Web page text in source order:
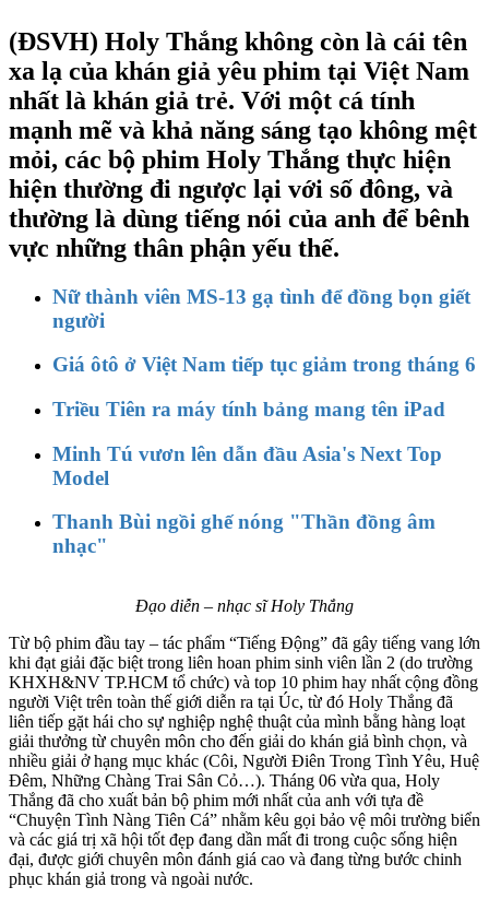
(ĐSVH) Holy Thắng không còn là cái tên
xa lạ của khán giả yêu phim tại Việt Nam
nhất là khán giả trẻ. Với một cá tính
mạnh mẽ và khả năng sáng tạo không mệt
mỏi, các bộ phim Holy Thắng thực hiện
hiện thường đi ngược lại với số đông, và
thường là dùng tiếng nói của anh để bênh
vực những thân phận yếu thế.
Nữ thành viên MS-13 gạ tình để đồng bọn giết
người
Giá ôtô ở Việt Nam tiếp tục giảm trong tháng 6
Triều Tiên ra máy tính bảng mang tên iPad
Minh Tú vươn lên dẫn đầu Asia's Next Top
Model
Thanh Bùi ngồi ghế nóng "Thần đồng âm
nhạc"
Đạo diễn – nhạc sĩ Holy Thắng
Từ bộ phim đầu tay – tác phẩm “Tiếng Động” đã gây tiếng vang lớn
khi đạt giải đặc biệt trong liên hoan phim sinh viên lần 2 (do trường
KHXH&NV TP.HCM tổ chức) và top 10 phim hay nhất cộng đồng
người Việt trên toàn thế giới diễn ra tại Úc, từ đó Holy Thắng đã
liên tiếp gặt hái cho sự nghiệp nghệ thuật của mình bằng hàng loạt
giải thưởng từ chuyên môn cho đến giải do khán giả bình chọn, và
nhiều giải ở hạng mục khác (Côi, Người Điên Trong Tình Yêu, Huệ
Đêm, Những Chàng Trai Sân Cỏ…). Tháng 06 vừa qua, Holy
Thắng đã cho xuất bản bộ phim mới nhất của anh với tựa đề
“Chuyện Tình Nàng Tiên Cá” nhằm kêu gọi bảo vệ môi trường biển
và các giá trị xã hội tốt đẹp đang dần mất đi trong cuộc sống hiện
đại, được giới chuyên môn đánh giá cao và đang từng bước chinh
phục khán giả trong và ngoài nước.